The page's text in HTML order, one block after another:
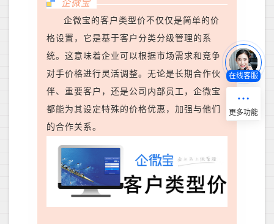
企微宝
企微宝的客户类型价不仅仅是简单的价
格设置，它是基于客户分类分级管理的系
统。这意味着企业可以根据市场需求和竞争
对手价格进行灵活调整。无论是长期合作伙
伴、重要客户，还是公司内部员工，企微宝
都能为其设定特殊的价格优惠，加强与他们
的合作关系。
在线客服